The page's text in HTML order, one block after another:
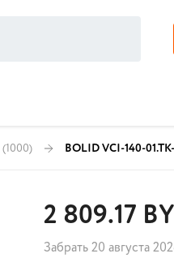
(1000) BOLID VCI-140-
2 809.17
Забрать 20 августа